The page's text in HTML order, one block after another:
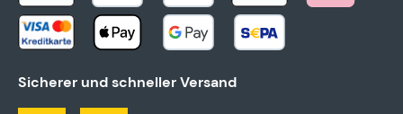
Sicherer und schneller Versand